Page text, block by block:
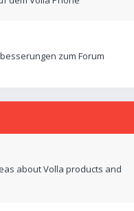
zum Forum
about Volla products and